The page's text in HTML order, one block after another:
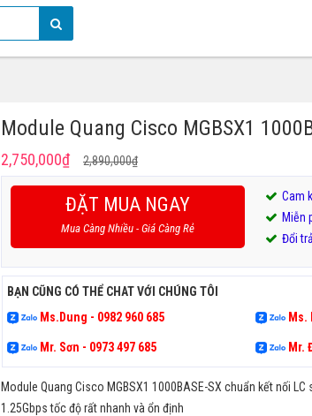
Module Quang Cisco MGBSX1
2,890,000₫Giá
gốc
là:
2,890,000₫.
2,750,000₫
Giá
hiện
tại
là:
ĐẶT MUA NGAY
Mua Càng Nhiều - Giá Càng Rẻ
Cam
Miễn
Đổi
BẠN CŨNG CÓ THỂ CHAT VỚI CHÚNG TÔI
Ms.Dung - 0982 960 685
Ms.
Mr. Sơn - 0973 497 685 Mr.
Module Quang Cisco MGBSX1 1000BASE-SX chuẩn kết nối
1.25Gbps tốc độ rất nhanh và ổn định